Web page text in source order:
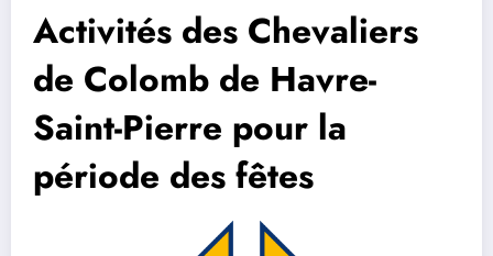
Activités des Chevaliers
de Colomb de Havre-
Saint-Pierre pour la
période des fêtes